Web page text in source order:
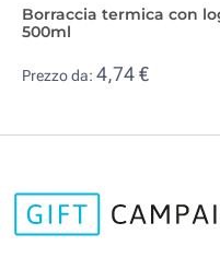
Borraccia termica con
500ml
Prezzo da: 4,74 €